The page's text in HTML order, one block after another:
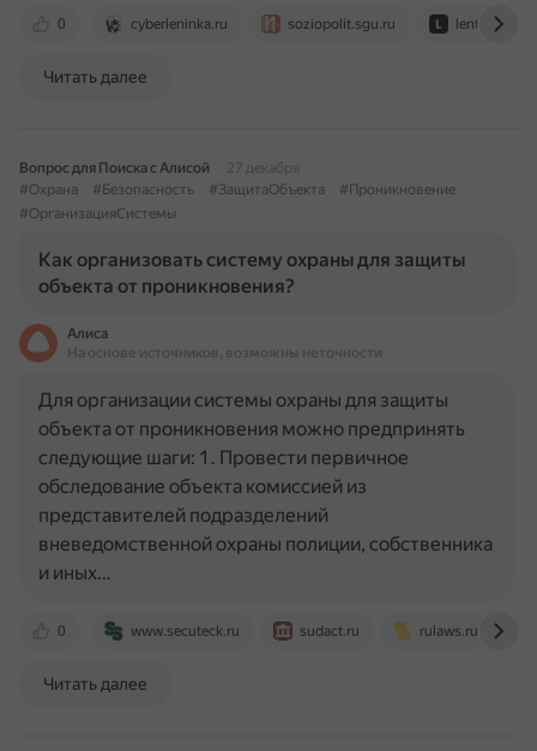
0 cyberleninka.ru soziopolit.sgu.ru lenta.ru
Читать далее
Вопрос для Поиска с Алисой
27 декабря
#Охрана
#Безопасность #ЗащитаОбъекта
#Проникновение
#ОрганизацияСистемы
Как организовать систему охраны для защиты
объекта от проникновения?
Алиса
На основе источников, возможны неточности
0 www.secuteck.ru sudact.ru rulaws.ru
Для организации системы охраны для защиты
объекта от проникновения можно предпринять
следующие шаги: 1. Провести первичное
обследование объекта комиссией из
представителей подразделений
вневедомственной охраны полиции, собственника
и иных…
Читать далее